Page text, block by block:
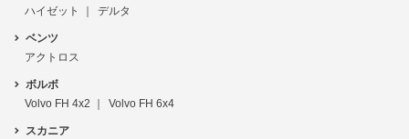
ハイゼット
デルタ
ベンツ
アクトロス
ボルボ
Volvo FH 4x2
Volvo FH 6x4
スカニア